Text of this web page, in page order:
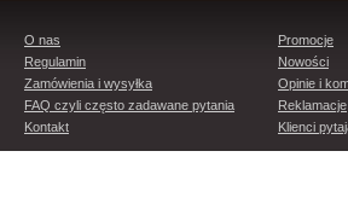
O nas
Regulamin
Zamówienia i wysyłka
FAQ czyli często zadawane pytania
Kontakt
Promocje
Nowości
Opinie i
Reklamacje
Klienci